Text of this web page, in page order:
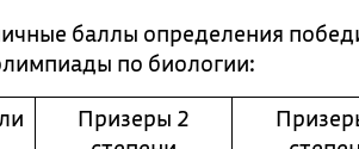
баллы определения
по биологии:
Призеры 2